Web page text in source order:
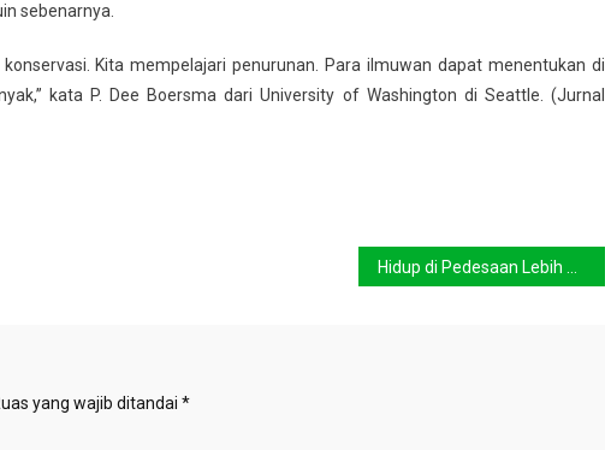
sebenarnya.
Kita mempelajari penurunan. Para ilmuwan dapat menentukan di
kata P. Dee Boersma dari University of Washington di Seattle. (Jurnal
yang wajib ditandai *